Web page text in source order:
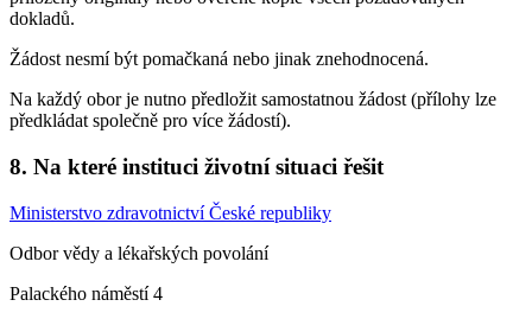
dokladů.
Žádost nesmí být pomačkaná nebo jinak znehodnocená.
Na každý obor je nutno předložit samostatnou žádost (přílohy lze
předkládat společně pro více žádostí).
8. Na které instituci životní situaci řešit
Ministerstvo zdravotnictví České republiky
Odbor vědy a lékařských povolání
Palackého náměstí 4